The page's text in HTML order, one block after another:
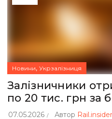
Новини, Укрзалізниця
Залізничники
по 20 тис. грн за
07.05.2026 Автор Rail.insider